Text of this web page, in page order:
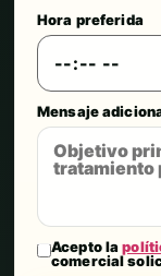
Hora preferida
Mensaje
Acepto la
comercial